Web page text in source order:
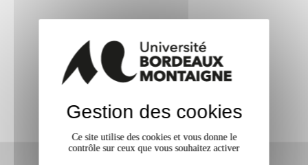
Gestion des cookies
Ce site utilise des cookies et vous donne le
contrôle sur ceux que vous souhaitez activer